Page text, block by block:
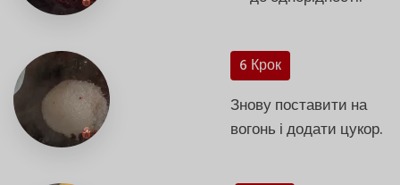
6 Крок
Знову поставити на
вогонь і додати цукор.